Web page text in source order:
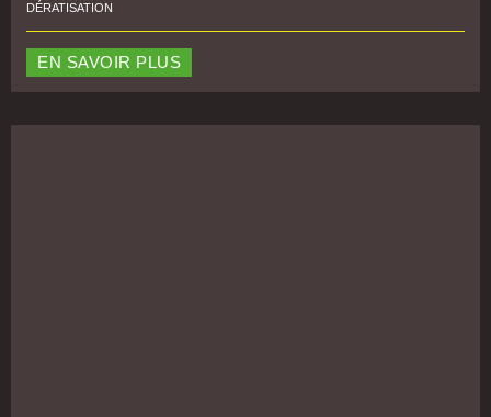
DÉRATISATION
EN SAVOIR PLUS